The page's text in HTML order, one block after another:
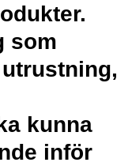
som
kunna
inför